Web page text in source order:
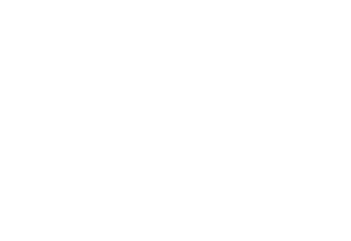
Elle permet ainsi d’acquérir des
de la Vie. Ces connaissances sont